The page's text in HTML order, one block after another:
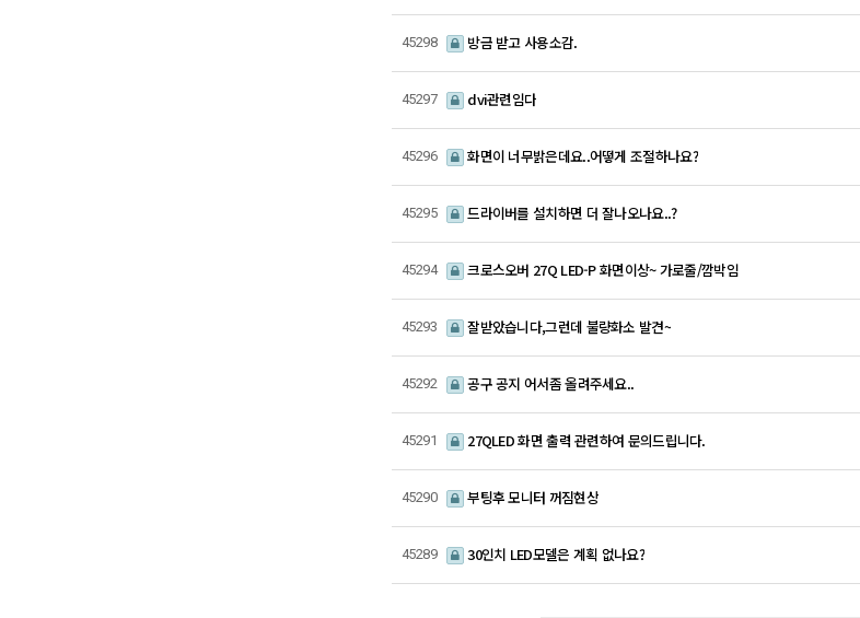
45298 방금 받고 사용소감.
45297 dvi관련임다
45296 화면이 너무밝은데요..어떻게 조절하나요?
45295 드라이버를 설치하면 더 잘나오나요..?
45294 크로스오버 27Q LED-P 화면이상~ 가로줄/깜박임
45293 잘받았습니다,그런데 불량화소 발견~
45292 공구 공지 어서좀 올려주세요..
45291 27QLED 화면 출력 관련하여 문의드립니다.
45290 부팅후 모니터 꺼짐현상
45289 30인치 LED모델은 계획 없나요?